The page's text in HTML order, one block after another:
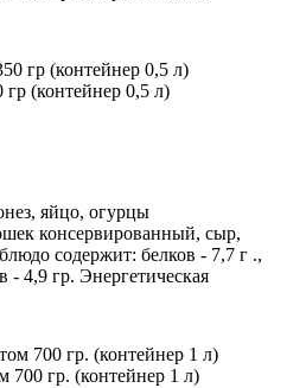
(контейнер 0,5 л)
яйцо, огурцы
консервированный, сыр,
содержит: белков - 7,7 г .,
- 4,9 гр. Энергетическая
700 гр. (контейнер 1 л)